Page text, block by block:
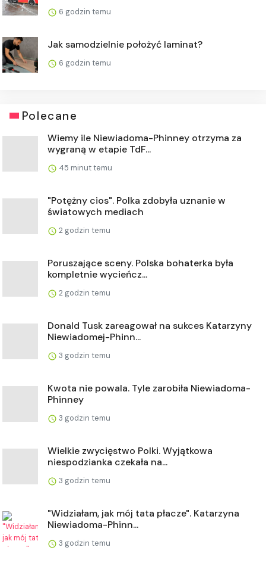
6 godzin temu
Jak samodzielnie położyć laminat?
6 godzin temu
Polecane
Wiemy ile Niewiadoma-Phinney otrzyma za
wygraną w etapie TdF...
45 minut temu
"Potężny cios". Polka zdobyła uznanie w
światowych mediach
2 godzin temu
Poruszające sceny. Polska bohaterka była
kompletnie wycieńcz...
2 godzin temu
Donald Tusk zareagował na sukces Katarzyny
Niewiadomej-Phinn...
3 godzin temu
Kwota nie powala. Tyle zarobiła Niewiadoma-
Phinney
3 godzin temu
Wielkie zwycięstwo Polki. Wyjątkowa
niespodzianka czekała na...
3 godzin temu
"Widziałam, jak mój tata płacze". Katarzyna
Niewiadoma-Phinn...
3 godzin temu